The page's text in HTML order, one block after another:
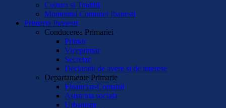
Cultura si Traditii
Momentul Comunei Ibanesti
Primaria Ibanesti
Conducerea Primariei
Primar
Viceprimar
Secretar
Declaratii de avere și de interese
Departamente Primarie
Financiar-Contabil
Asistenta sociala
Urbanism